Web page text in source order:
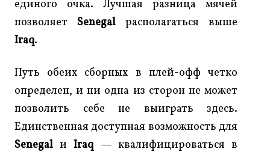
единого очка. Лучшая разница мячей
позволяет Senegal располагаться выше
Iraq.
Путь обеих сборных в плей-офф четко
определен, и ни одна из сторон не может
позволить себе не выиграть здесь.
Единственная доступная возможность для
Senegal иIraq — квалифицироваться в